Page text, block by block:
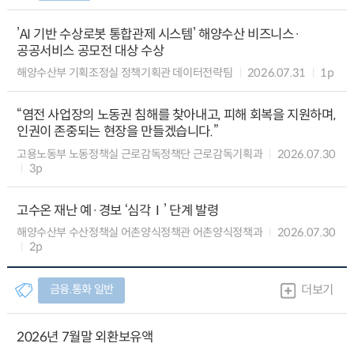
’AI 기반 수상로봇 통합관제 시스템’ 해양수산 비즈니스·
공공서비스 공모전 대상 수상
해양수산부 기획조정실 정책기획관 데이터전략팀 2026.07.31 1p
“염전 사업장의 노동권 침해를 찾아내고, 피해 회복을 지원하며,
인권이 존중되는 현장을 만들겠습니다.”
고용노동부 노동정책실 근로감독정책단 근로감독기획과
2026.07.30
3p
고수온 재난 예·경보 ‘심각Ⅰ’ 단계 발령
해양수산부 수산정책실 어촌양식정책관 어촌양식정책과
2026.07.30
2p
금융.통화 일반 더보기
2026년 7월말 외환보유액